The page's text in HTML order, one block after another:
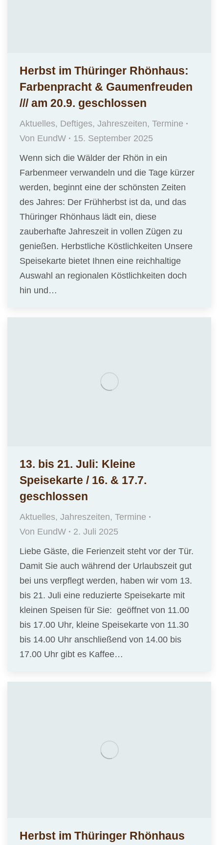
Herbst im Thüringer Rhönhaus:
Farbenpracht & Gaumenfreuden
/// am 20.9. geschlossen
Aktuelles, Deftiges, Jahreszeiten, Termine
Von EundW
15. September 2025
Wenn sich die Wälder der Rhön in ein
Farbenmeer verwandeln und die Tage kürzer
werden, beginnt eine der schönsten Zeiten
des Jahres: Der Frühherbst ist da, und das
Thüringer Rhönhaus lädt ein, diese
zauberhafte Jahreszeit in vollen Zügen zu
genießen. Herbstliche Köstlichkeiten Unsere
Speisekarte bietet Ihnen eine reichhaltige
Auswahl an regionalen Köstlichkeiten doch
hin und…
13. bis 21. Juli: Kleine
Speisekarte / 16. & 17.7.
geschlossen
Aktuelles, Jahreszeiten, Termine
Von EundW
2. Juli 2025
Liebe Gäste, die Ferienzeit steht vor der Tür.
Damit Sie auch während der Urlaubszeit gut
bei uns verpflegt werden, haben wir vom 13.
bis 21. Juli eine reduzierte Speisekarte mit
kleinen Speisen für Sie: geöffnet von 11.00
bis 17.00 Uhr, kleine Speisekarte von 11.30
bis 14.00 Uhr anschließend von 14.00 bis
17.00 Uhr gibt es Kaffee…
Herbst im Thüringer Rhönhaus